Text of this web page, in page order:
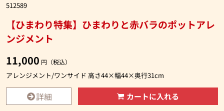
512589
【ひまわり特集】ひまわりと赤バラのポットアレ
ンジメント
11,000 円（税込）
アレンジメント/ワンサイド 高さ44×幅44×奥行31cm
詳細 カートに入れる